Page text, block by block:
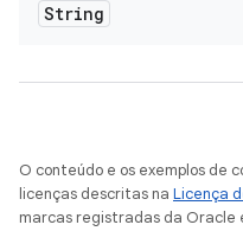
String
O conteúdo e os exemplos de
licenças descritas na Licença
marcas registradas da Oracle